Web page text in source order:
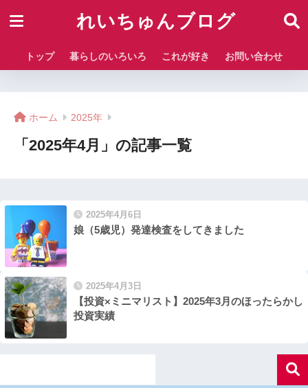
れいちゅんブログ
トップ 暮らしのいろいろ これが好き お問い合わせ
ホーム 2025年
「2025年4月」の記事一覧
2025年4月6日
娘（5歳児）発達検査をしてきました
2025年4月3日
【投資×ミニマリスト】2025年3月のほったらかし
投資実績